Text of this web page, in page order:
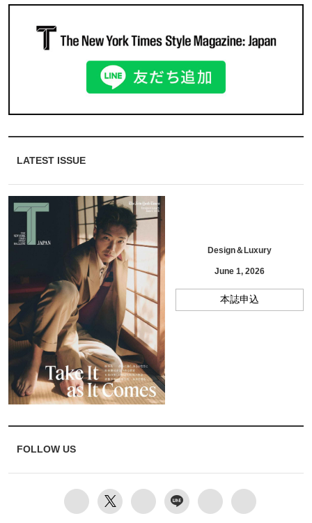
LATEST ISSUE
Design＆Luxury
June 1, 2026
本誌申込
FOLLOW US